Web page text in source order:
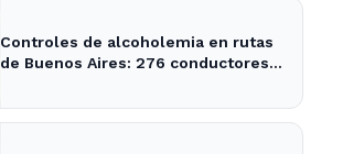
Controles de alcoholemia en rutas
de Buenos Aires: 276 conductores